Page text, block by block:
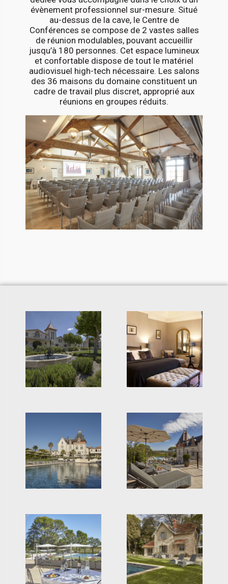
évènement professionnel sur-mesure. Situé
au-dessus de la cave, le Centre de
Conférences se compose de 2 vastes salles
de réunion modulables, pouvant accueillir
jusqu’à 180 personnes. Cet espace lumineux
et confortable dispose de tout le matériel
audiovisuel high-tech nécessaire. Les salons
des 36 maisons du domaine constituent un
cadre de travail plus discret, approprié aux
réunions en groupes réduits.